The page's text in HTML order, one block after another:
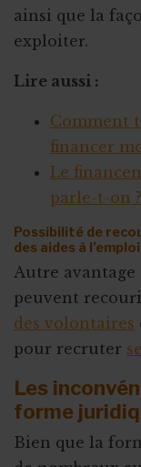
ainsi que la
exploiter.
Lire aussi :
Comment
financer
Le
parle-t-on ?
Possibilité de
des aides à l’emploi
Autre avantage
peuvent
des volontaires
pour recruter
Les
forme
Bien que la